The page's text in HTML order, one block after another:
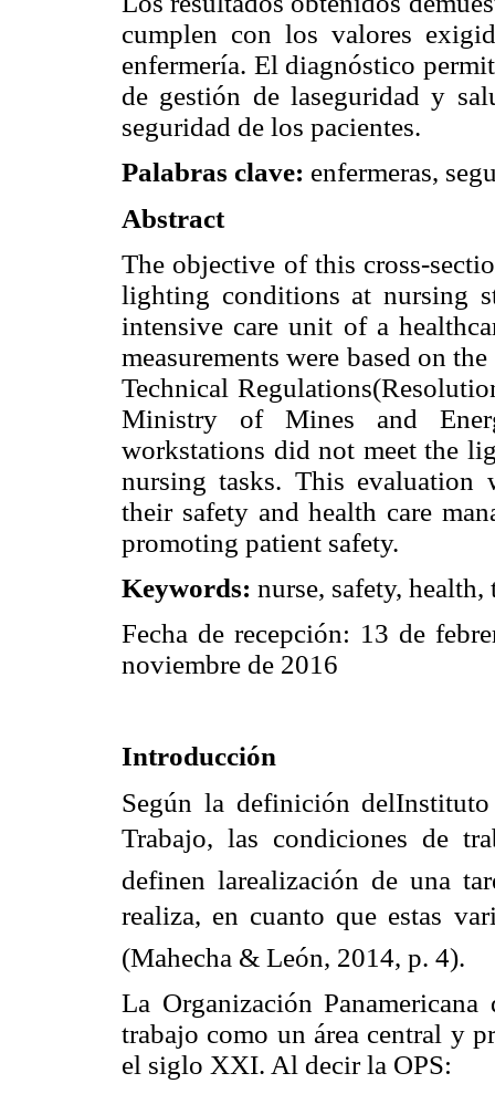
cumplen con los valores
enfermería. El diagnóstico
de gestión de laseguridad y
seguridad de los pacientes.
Palabras clave: enfermeras,
Abstract
The objective of this cross-
lighting conditions at nursing
intensive care unit of a
measurements were based on
Technical
Ministry of Mines and
workstations did not meet the
nursing tasks. This evaluation
their safety and health care
promoting patient safety.
Keywords: nurse, safety, health,
Fecha de recepción: 13 de
noviembre de 2016
Introducción
Según la definición
Trabajo, las condiciones de
definen larealización de una
realiza, en cuanto que estas
(Mahecha & León, 2014, p. 4).
La Organización
trabajo como un área central y
el siglo XXI. Al decir la OPS: